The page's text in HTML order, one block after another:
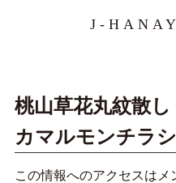
J-
桃山草花丸紋散
カマルモンチラシ
この情報へのアクセスはメ